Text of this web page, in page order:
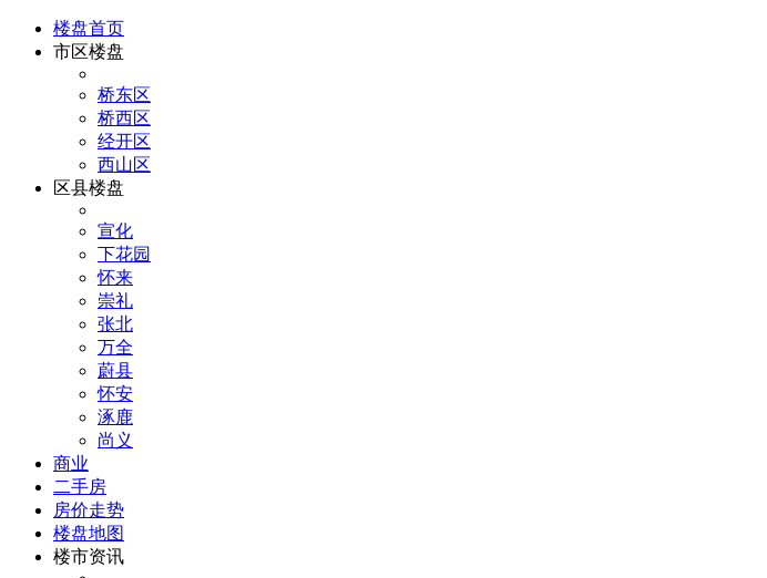
楼盘首页
市区楼盘
桥东区
桥西区
经开区
西山区
区县楼盘
宣化
下花园
怀来
崇礼
张北
万全
蔚县
怀安
涿鹿
尚义
商业
二手房
房价走势
楼盘地图
楼市资讯